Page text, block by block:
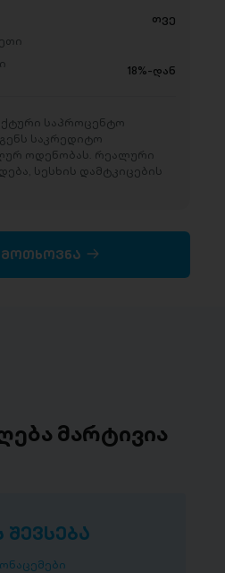
თვე
18%-დან
საპროცენტო
საკრედიტო
ოდენობას. რეალური
სესხის დამტკიცების
მოთხოვნა
მარტივია
შევსება